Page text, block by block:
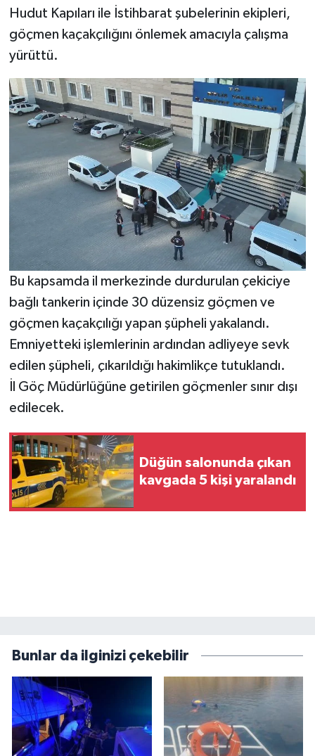
Hudut Kapıları ile İstihbarat şubelerinin ekipleri,
göçmen kaçakçılığını önlemek amacıyla çalışma
yürüttü.
Bu kapsamda il merkezinde durdurulan çekiciye
bağlı tankerin içinde 30 düzensiz göçmen ve
göçmen kaçakçılığı yapan şüpheli yakalandı.
Emniyetteki işlemlerinin ardından adliyeye sevk
edilen şüpheli, çıkarıldığı hakimlikçe tutuklandı.
İl Göç Müdürlüğüne getirilen göçmenler sınır dışı
edilecek.
Düğün salonunda çıkan
kavgada 5 kişi yaralandı
Bunlar da ilginizi çekebilir